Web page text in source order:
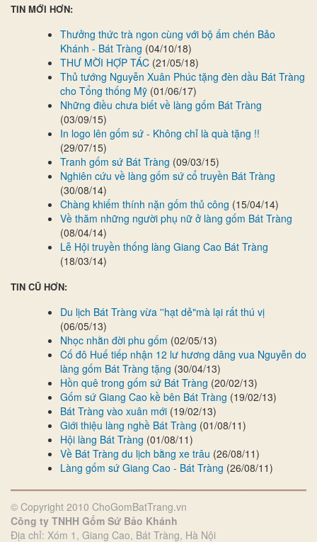
TIN MỚI HƠN:
Thưởng thức trà ngon cùng với bộ ấm chén Bảo
Khánh - Bát Tràng (04/10/18)
THƯ MỜI HỢP TÁC (21/05/18)
Thủ tướng Nguyễn Xuân Phúc tặng đèn dầu Bát Tràng
cho Tổng thống Mỹ (01/06/17)
Những điều chưa biết về làng gốm Bát Tràng
(03/09/15)
In logo lên gốm sứ - Không chỉ là quà tặng !!
(29/07/15)
Tranh gốm sứ Bát Tràng (09/03/15)
Nghiên cứu về làng gốm sứ cổ truyền Bát Tràng
(30/08/14)
Chàng khiếm thính nặn gốm thủ công (15/04/14)
Về thăm những người phụ nữ ở làng gốm Bát Tràng
(08/04/14)
Lễ Hội truyền thống làng Giang Cao Bát Tràng
(18/03/14)
TIN CŨ HƠN:
Du lịch Bát Tràng vừa ''hạt dẻ"mà lại rất thú vị
(06/05/13)
Nhọc nhằn đời phu gốm (02/05/13)
Cố đô Huế tiếp nhận 12 lư hương dâng vua Nguyễn do
làng gốm Bát Tràng tặng (30/04/13)
Hồn quê trong gốm sứ Bát Tràng (20/02/13)
Gốm sứ Giang Cao kề bên Bát Tràng (19/02/13)
Bát Tràng vào xuân mới (19/02/13)
Giới thiệu làng nghề Bát Tràng (01/08/11)
Hội làng Bát Tràng (01/08/11)
Về Bát Tràng du lịch bằng xe trâu (26/08/11)
Làng gốm sứ Giang Cao - Bát Tràng (26/08/11)
© Copyright 2010 ChoGomBatTrang.vn
Công ty TNHH Gốm Sứ Bảo Khánh
Địa chỉ: Xóm 1, Giang Cao, Bát Tràng, Hà Nội